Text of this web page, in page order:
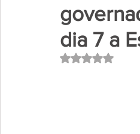
dia 7 a
Avaliado